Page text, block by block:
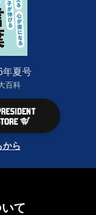
年夏号
百科
から
て